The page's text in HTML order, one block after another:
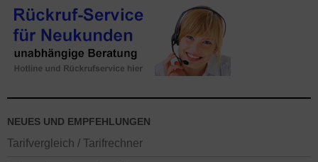
NEUES UND EMPFEHLUNGEN
Tarifvergleich / Tarifrechner